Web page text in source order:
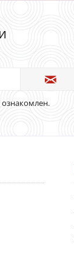
ознакомлен.